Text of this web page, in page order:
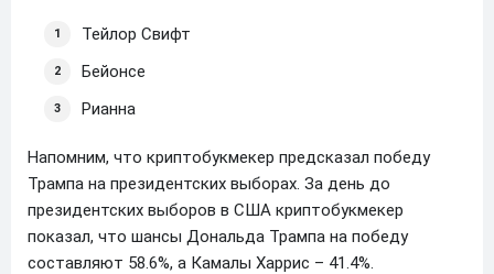
Тейлор Свифт
Бейонсе
Рианна
Напомним, что криптобукмекер предсказал победу
Трампа на президентских выборах. За день до
президентских выборов в США криптобукмекер
показал, что шансы Дональда Трампа на победу
составляют 58.6%, а Камалы Харрис – 41.4%.